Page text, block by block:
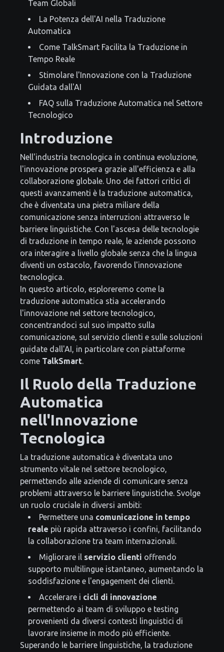
Team Globali
La Potenza dell'AI nella Traduzione
Automatica
Come TalkSmart Facilita la Traduzione in
Tempo Reale
Stimolare l'Innovazione con la Traduzione
Guidata dall'AI
FAQ sulla Traduzione Automatica nel Settore
Tecnologico
Introduzione
Nell'industria tecnologica in continua evoluzione,
l'innovazione prospera grazie all'efficienza e alla
collaborazione globale. Uno dei fattori critici di
questi avanzamenti è la traduzione automatica,
che è diventata una pietra miliare della
comunicazione senza interruzioni attraverso le
barriere linguistiche. Con l'ascesa delle tecnologie
di traduzione in tempo reale, le aziende possono
ora interagire a livello globale senza che la lingua
diventi un ostacolo, favorendo l'innovazione
tecnologica.
In questo articolo, esploreremo come la
traduzione automatica stia accelerando
l'innovazione nel settore tecnologico,
concentrandoci sul suo impatto sulla
comunicazione, sul servizio clienti e sulle soluzioni
guidate dall'AI, in particolare con piattaforme
come TalkSmart
Il Ruolo della Traduzione
Automatica
nell'Innovazione
Tecnologica
La traduzione automatica è diventata uno
strumento vitale nel settore tecnologico,
permettendo alle aziende di comunicare senza
problemi attraverso le barriere linguistiche. Svolge
un ruolo cruciale in diversi ambiti:
Permettere una comunicazione in tempo
reale più rapida attraverso i confini, facilitando
la collaborazione tra team internazionali.
Migliorare il servizio clienti offrendo
supporto multilingue istantaneo, aumentando la
soddisfazione e l'engagement dei clienti.
Accelerare i cicli di innovazione
permettendo ai team di sviluppo e testing
provenienti da diversi contesti linguistici di
lavorare insieme in modo più efficiente.
Superando le barriere linguistiche, la traduzione